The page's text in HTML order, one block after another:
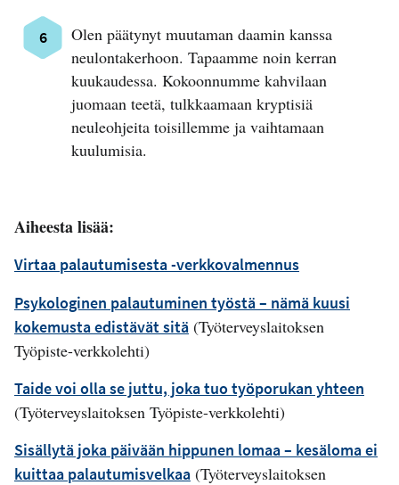
Olen päätynyt muutaman daamin kanssa
neulontakerhoon. Tapaamme noin kerran
kuukaudessa. Kokoonnumme kahvilaan
juomaan teetä, tulkkaamaan kryptisiä
neuleohjeita toisillemme ja vaihtamaan
kuulumisia.
Aiheesta lisää:
Virtaa palautumisesta -verkkovalmennus
Psykologinen palautuminen työstä – nämä kuusi
kokemusta edistävät sitä (Työterveyslaitoksen
Työpiste-verkkolehti)
Taide voi olla se juttu, joka tuo työporukan yhteen
(Työterveyslaitoksen Työpiste-verkkolehti)
Sisällytä joka päivään hippunen lomaa – kesäloma ei
kuittaa palautumisvelkaa (Työterveyslaitoksen